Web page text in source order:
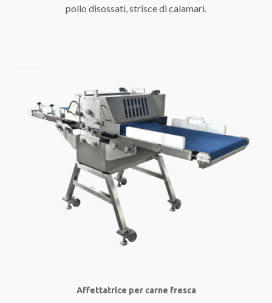
pollo disossati, strisce di calamari.
Affettatrice per carne fresca